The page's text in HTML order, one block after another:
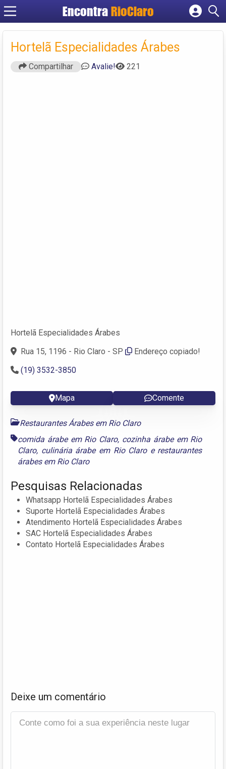
Encontra RioClaro
Cadastrar empresa
Criar conta
Hortelã Especialidades Árabes
Compartilhar Avalie! 221
Hortelã Especialidades Árabes
Rua 15, 1196 - Rio Claro - SP
Endereço copiado!
(19) 3532-3850
Mapa Comente
Restaurantes Árabes em Rio Claro
comida árabe em Rio Claro, cozinha árabe em Rio
Claro, culinária árabe em Rio Claroe restaurantes
árabes em Rio Claro
Pesquisas Relacionadas
Whatsapp Hortelã Especialidades Árabes
Suporte Hortelã Especialidades Árabes
Atendimento Hortelã Especialidades Árabes
SAC Hortelã Especialidades Árabes
Contato Hortelã Especialidades Árabes
Deixe um comentário